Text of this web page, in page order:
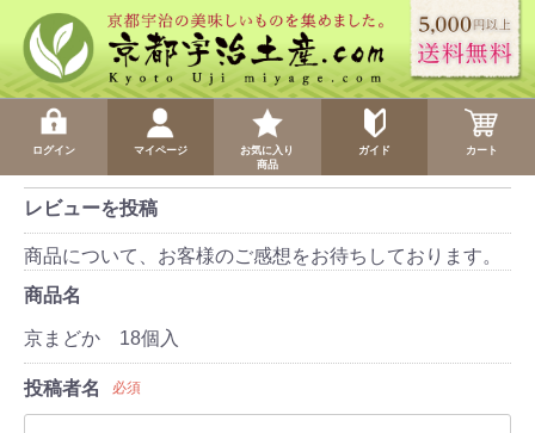
ログイン マイページ
お気に入り
商品
ガイド カート
レビューを投稿
商品について、お客様のご感想をお待ちしております。
商品名
京まどか 18個入
投稿者名 必須